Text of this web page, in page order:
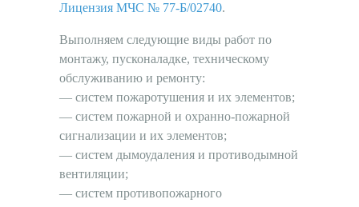
Лицензия МЧС № 77-Б/02740.
Выполняем следующие виды работ по
монтажу, пусконаладке, техническому
обслуживанию и ремонту:
— систем пожаротушения и их элементов;
— систем пожарной и охранно-пожарной
сигнализации и их элементов;
— систем дымоудаления и противодымной
вентиляции;
— систем противопожарного